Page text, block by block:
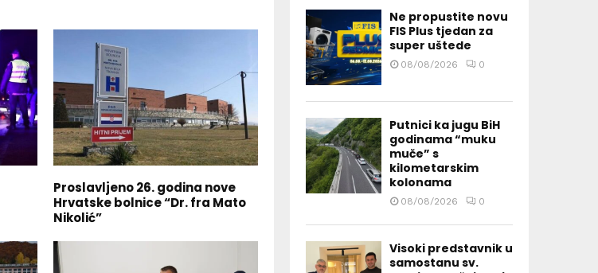
Proslavljeno 26. godina nove
Hrvatske bolnice “Dr. fra Mato
Nikolić”
Ne propustite novu
FIS Plus tjedan za
super uštede
08/08/2026 0
Putnici ka jugu BiH
godinama “muku
muče” s
kilometarskim
kolonama
08/08/2026 0
Visoki predstavnik u
samostanu sv.